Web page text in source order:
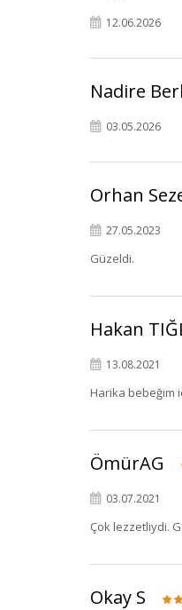
12.06.2026
Nadire
03.05.2026
Orhan
27.05.2023
Güzeldi.
Hakan
13.08.2021
Harika bebeğim
ÖmürAG
03.07.2021
Çok lezzetliydi.
Okay S